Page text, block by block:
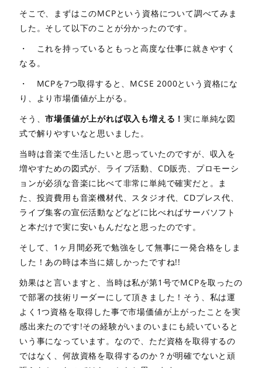
そこで、まずはこのMCPという資格について調べてみま
した。そして以下のことが分かったのです。
・ これを持っているともっと高度な仕事に就きやすく
なる。
・ MCPを7つ取得すると、MCSE 2000という資格にな
り、より市場価値が上がる。
そう、市場価値が上がれば収入も増える！実に単純な図
式で解りやすいなと思いました。
当時は音楽で生活したいと思っていたのですが、収入を
増やすための図式が、ライブ活動、CD販売、プロモーシ
ョンが必須な音楽に比べて非常に単純で確実だと。ま
た、投資費用も音楽機材代、スタジオ代、CDプレス代、
ライブ集客の宣伝活動などなどに比べればサーバソフト
と本だけで実に安いもんだなと思ったのです。
そして、1ヶ月間必死で勉強をして無事に一発合格をしま
した！あの時は本当に嬉しかったですね!!
効果はと言いますと、当時は私が第1号でMCPを取ったの
で部署の技術リーダーにして頂きました！そう、私は運
よく1つ資格を取得した事で市場価値が上がったことを実
感出来たのです!その経験がいまのいまにも続いていると
いう事になっています。なので、ただ資格を取得するの
ではなく、何故資格を取得するのか？が明確でないと頑